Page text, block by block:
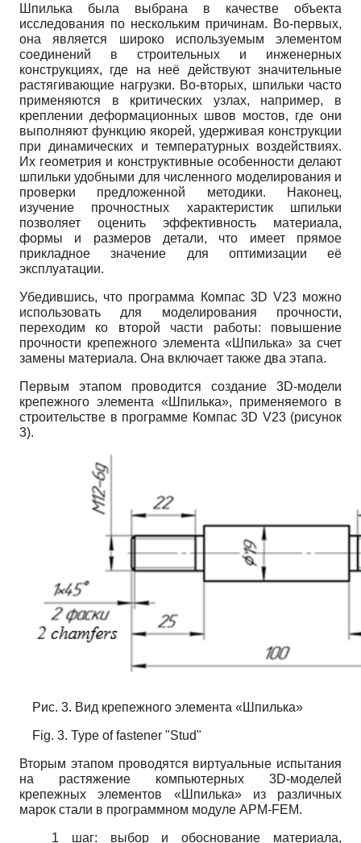
Шпилька была выбрана в качестве объекта
исследования по нескольким причинам. Во-первых,
она является широко используемым элементом
соединений в строительных и инженерных
конструкциях, где на неё действуют значительные
растягивающие нагрузки. Во-вторых, шпильки часто
применяются в критических узлах, например, в
креплении деформационных швов мостов, где они
выполняют функцию якорей, удерживая конструкции
при динамических и температурных воздействиях.
Их геометрия и конструктивные особенности делают
шпильки удобными для численного моделирования и
проверки предложенной методики. Наконец,
изучение прочностных характеристик шпильки
позволяет оценить эффективность материала,
формы и размеров детали, что имеет прямое
прикладное значение для оптимизации её
эксплуатации.
Убедившись, что программа Компас 3D V23 можно
использовать для моделирования прочности,
переходим ко второй части работы: повышение
прочности крепежного элемента «Шпилька» за счет
замены материала. Она включает также два этапа.
Первым этапом проводится создание 3D-модели
крепежного элемента «Шпилька», применяемого в
строительстве в программе Компас 3D V23 (рисунок
3).
Рис. 3. Вид крепежного элемента «Шпилька»
Fig. 3. Type of fastener "Stud"
Вторым этапом проводятся виртуальные испытания
на растяжение компьютерных 3D-моделей
крепежных элементов «Шпилька» из различных
марок стали в программном модуле APM-FEM.
1 шаг: выбор и обоснование материала,